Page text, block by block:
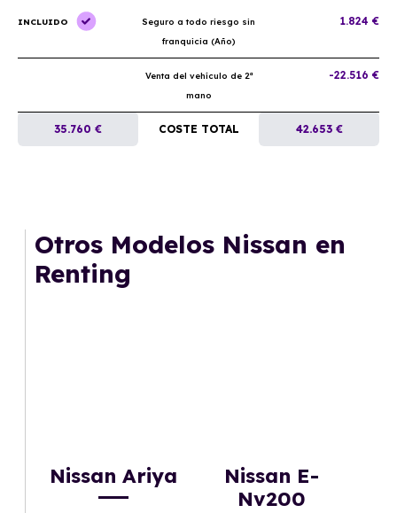
INCLUIDO
Seguro a todo riesgo sin
franquicia (Año)
1.824 €
Venta del vehículo de 2ª
mano
-22.516 €
35.760 € COSTE TOTAL 42.653 €
Otros Modelos Nissan en
Renting
Nissan Ariya
Nissan E-
Nv200